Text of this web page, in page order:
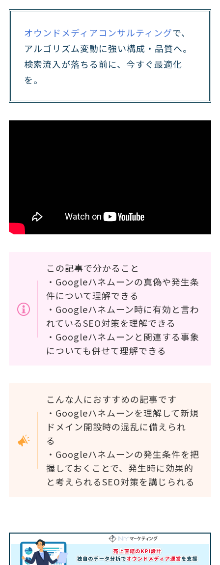
オウンドメディアコンサルティングで、
アルゴリズム変動に強い構成・品質へ。
検索流入が落ちる前に、今すぐ最適化
を。
この記事で分かること
・Googleハネムーンの真偽や発生条
件について理解できる
・Googleハネムーン時に有効と言わ
れているSEO対策を理解できる
・Googleハネムーンと関連する事象
についても併せて理解できる
こんな人におすすめの記事です
・Googleハネムーンを理解して新規
ドメイン開設時の混乱に備えられ
る
・Googleハネムーンの発生条件を把
握しておくことで、発生時に効果的
と考えられるSEO対策を講じられる